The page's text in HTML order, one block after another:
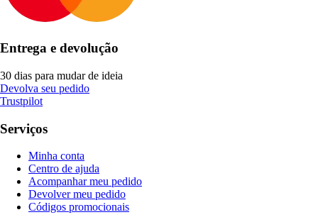
Entrega e devolução
30 dias para mudar de ideia
Devolva seu pedido
Trustpilot
Serviços
Minha conta
Centro de ajuda
Acompanhar meu pedido
Devolver meu pedido
Códigos promocionais